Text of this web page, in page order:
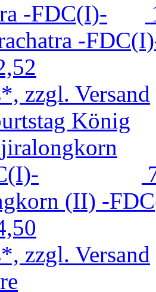
-
zzgl. Versand
(II) -
zzgl. Versand